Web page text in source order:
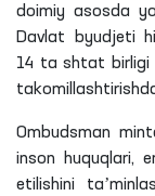
doimiy asosda
Davlat byudjeti
14 ta shtat birligi
Ombudsman
inson huquqlari,
etilishini